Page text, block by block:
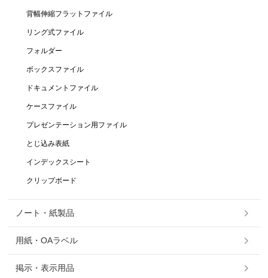
背幅伸縮フラットファイル
リング式ファイル
フォルダー
ボックスファイル
ドキュメントファイル
ケースファイル
プレゼンテーション用ファイル
とじ込み表紙
インデックスシート
クリップボード
ノート・紙製品
用紙・OAラベル
掲示・表示用品